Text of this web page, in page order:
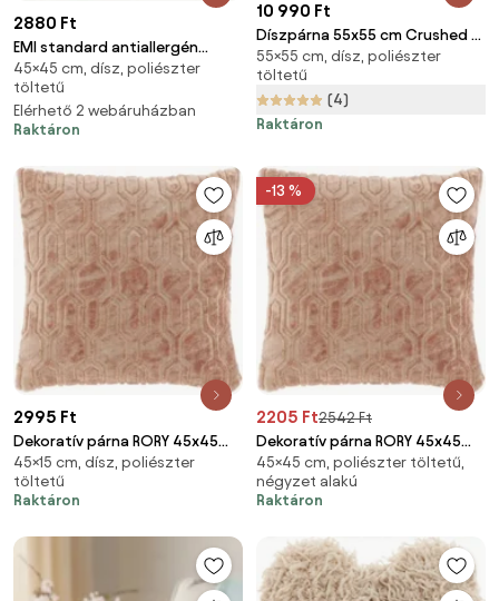
2880 Ft
EMI standard antiallergén
párna 45x45 cm
45×45 cm, dísz, poliészter
töltetű
Elérhető 2 webáruházban
Raktáron
10 990 Ft
Díszpárna 55x55 cm Crushed –
Catherine Lansfield
55×55 cm, dísz, poliészter
töltetű
(4)
Raktáron
2995 Ft
Dekoratív párna RORY 45x45
cm, rózsaszín
45×15 cm, dísz, poliészter
töltetű
Raktáron
-13 %
2205 Ft2542 Ft
Dekoratív párna RORY 45x45
cm, rózsaszín
45×45 cm, poliészter töltetű,
négyzet alakú
Raktáron